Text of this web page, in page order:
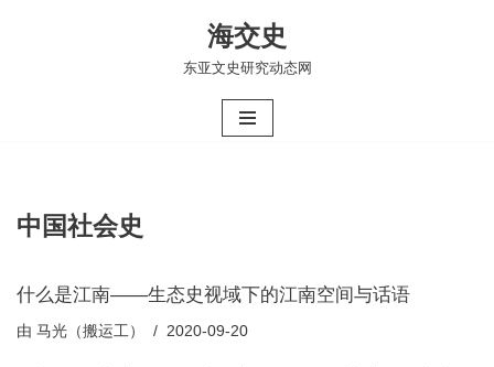
海交史
东亚文史研究动态网
中国社会史
什么是江南——生态史视域下的江南空间与话语
由 马光（搬运工） 2020-09-20